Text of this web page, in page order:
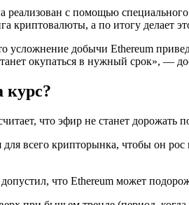
реализован с помощью
криптовалюты, а по итогу делает
усложнение добычи Ethereum
окупаться в нужный срок», —
курс?
что эфир не станет
всего крипторынка, чтобы он
что Ethereum может